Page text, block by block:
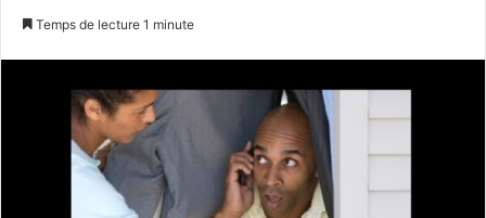
Temps de lecture 1 minute